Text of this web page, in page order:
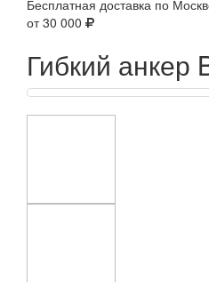
Бесплатная доставка по
от 30 000
Гибкий анкер